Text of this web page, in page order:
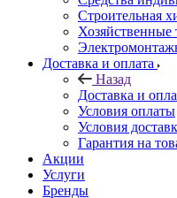
Строительная
Хозяйственные
Доставка и оплата
Назад
Доставка и
Условия оплаты
Условия
Гарантия на
Акции
Услуги
Бренды